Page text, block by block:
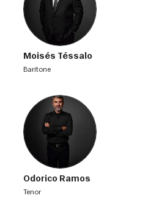
Moisés Téssalo
baritone
Odorico Ramos
tenor